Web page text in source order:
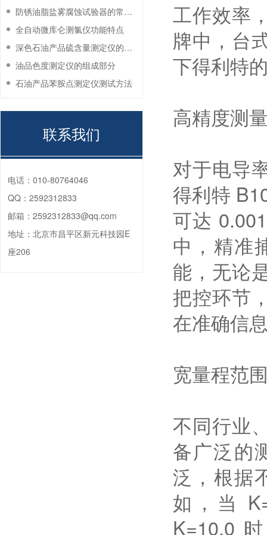
工作效率
牌中，台
下得利特
高精度测
对于电导
得利特
可达
中，精准
能，无论
把控环节
在准确信
宽量程范
不同行业
备广泛的
泛，根据
如，当
K=10.0
防锈油脂盐雾腐蚀试验器的常见故障与解决方法
全自动微库仑测氯仪功能特点
深色石油产品硫含量测定仪的工作环境要求
油品色度测定仪的组成部分
石油产品苯胺点测定仪测试方法
联系我们
电话： 010-80764046
QQ： 2592312833
邮箱： 2592312833@qq.com
地址： 北京市昌平区新元科技园E
座206